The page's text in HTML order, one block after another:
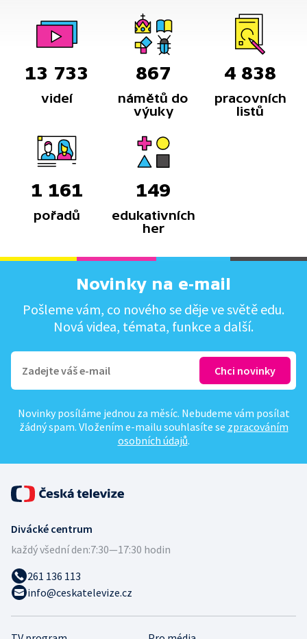
13 733
videí
867
námětů do
výuky
4 838
pracovních
listů
1 161
pořadů
149
edukativních
her
Novinky na e-mail
Pošleme vám, co nového se děje ve světě edu.
Nová videa, témata, funkce a další.
Novinky posíláme jednou za měsíc. Nebudeme vám posílat
žádný spam. Vložením e-mailu souhlasíte se zpracováním
osobních údajů.